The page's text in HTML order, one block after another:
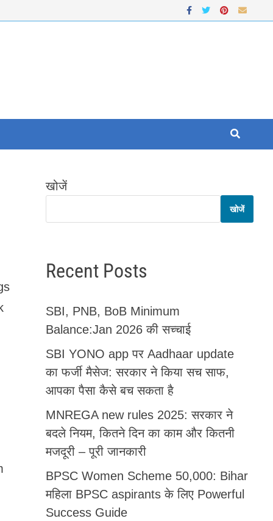
खोजें
खोजें
Recent Posts
SBI, PNB, BoB Minimum
Balance:Jan 2026 की सच्चाई
SBI YONO app पर Aadhaar update
का फर्जी मैसेज: सरकार ने किया सच साफ,
आपका पैसा कैसे बच सकता है
MNREGA new rules 2025: सरकार ने
बदले नियम, कितने दिन का काम और कितनी
मजदूरी – पूरी जानकारी
BPSC Women Scheme 50,000: Bihar
महिला BPSC aspirants के लिए Powerful
Success Guide